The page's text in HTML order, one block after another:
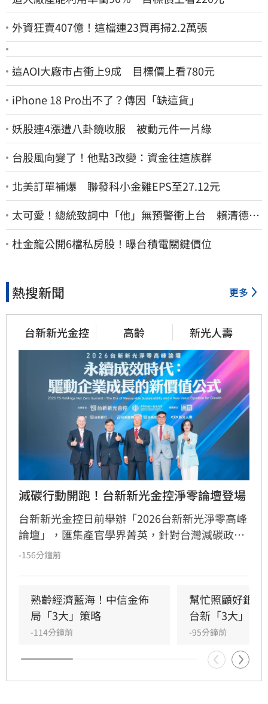
外資狂賣407億！這檔連23買再掃2.2萬張
這AOI大廠市占衝上9成 目標價上看780元
iPhone 18 Pro出不了？傳因「缺這貨」
妖股連4漲遭八卦鏡收服 被動元件一片綠
台股風向變了！他點3改變：資金往這族群
北美訂單補爆 聯發科小金雞EPS至27.12元
太可愛！總統致詞中「他」無預警衝上台 賴清德笑
喊：卸任再交棒給你
杜金龍公開6檔私房股！曝台積電關鍵價位
熱搜新聞 更多
台新新光金控 高齡 新光人壽
減碳行動開跑！台新新光金控淨零論壇登場
台新新光金控日前舉辦「2026台新新光淨零高峰
論壇」，匯集產官學界菁英，針對台灣減碳政
策、碳定價制度及企業轉型策略進行深度對話。
控總經理林維俊指出，論壇邁入第五年，致力協
助企業將永續轉化為國際競爭力。會中上銀、強
茂、宏碁及金寶等指標企業分享低碳實踐經驗。
台新新光金控憑藉優異的永續績效，不僅連續三
年獲標普全球永續年鑑銀行業全球前1%，更獲
MSCI ESG AAA最高評級，展現其帶領產業接軌
-156分鐘前
熟齡經濟藍海！中信金佈
局「3大」策略
-114分鐘前
幫忙照顧好銀
台新「3大」防
-95分鐘前